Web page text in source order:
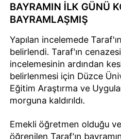
BAYRAMIN İLK GÜNÜ
BAYRAMLAŞMIŞ
Yapılan incelemede
belirlendi. Taraf'ın cenazesi
incelemesinin ardından
belirlenmesi için Düzce
Eğitim Araştırma ve
morguna kaldırıldı.
Emekli öğretmen olduğu ve
öğrenilen Taraf'ın